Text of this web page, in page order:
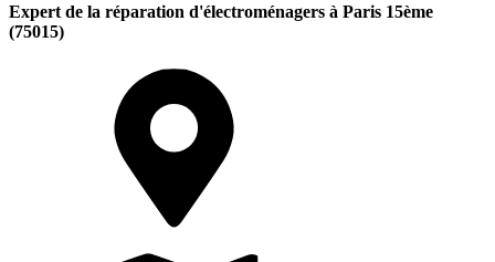
Expert de la réparation d'électroménagers à Paris 15ème
(75015)